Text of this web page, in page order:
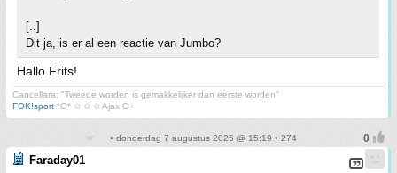
[..]
Dit ja, is er al een reactie van Jumbo?
Hallo Frits!
Cancellara; "Tweede worden is gemakkelijker dan eerste worden"
FOK!sport *O* ✩ ✩ ✩ Ajax O+
• donderdag 7 augustus 2025 @ 15:19 • 274
Faraday01